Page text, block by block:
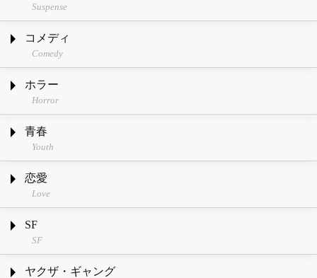
Suspense
コメディ
Comedy
ホラー
Horror
青春
Youth
恋愛
Love
SF
SF
ヤクザ・ギャング